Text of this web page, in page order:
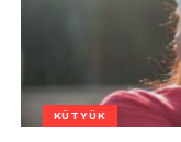
KÜTYÜK